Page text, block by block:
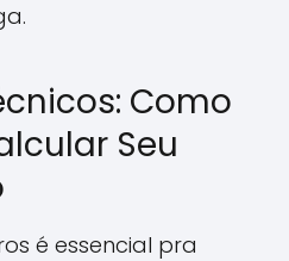
Como
Seu
é essencial pra